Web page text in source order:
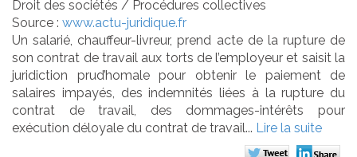
Droit des sociétés / Procédures collectives
Source : www.actu-juridique.fr
Un salarié, chauffeur-livreur, prend acte de la rupture de
son contrat de travail aux torts de l’employeur et saisit la
juridiction prud’homale pour obtenir le paiement de
salaires impayés, des indemnités liées à la rupture du
contrat de travail, des dommages-intérêts pour
exécution déloyale du contrat de travail... Lire la suite